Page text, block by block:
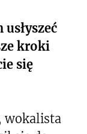
kroki
się
wokalista